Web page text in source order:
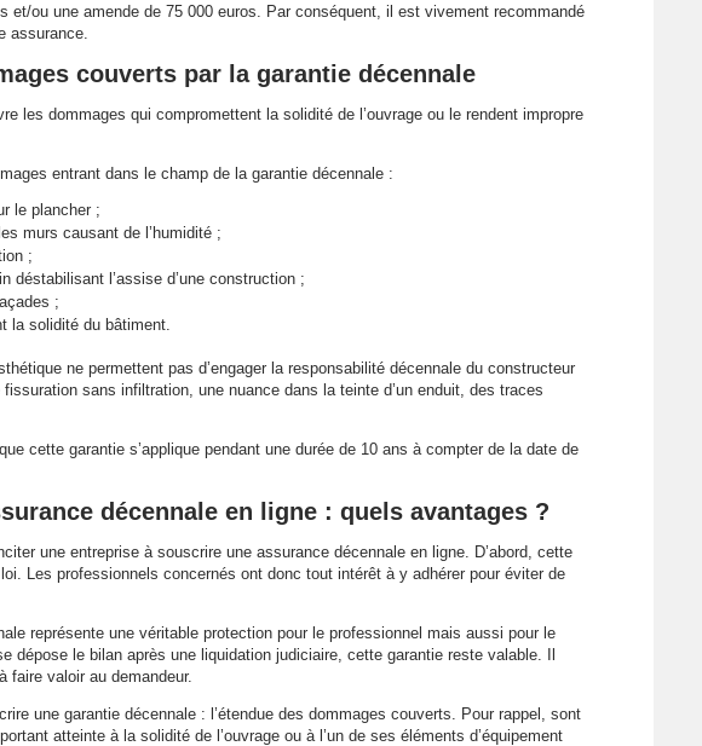
et/ou une amende de 75 000 euros. Par conséquent, il est vivement recommandé
assurance.
couverts par la garantie décennale
les dommages qui compromettent la solidité de l’ouvrage ou le rendent impropre
entrant dans le champ de la garantie décennale :
le plancher ;
murs causant de l’humidité ;
;
déstabilisant l’assise d’une construction ;
;
la solidité du bâtiment.
ne permettent pas d’engager la responsabilité décennale du constructeur
sans infiltration, une nuance dans la teinte d’un enduit, des traces
cette garantie s’applique pendant une durée de 10 ans à compter de la date de
décennale en ligne : quels avantages ?
une entreprise à souscrire une assurance décennale en ligne. D’abord, cette
Les professionnels concernés ont donc tout intérêt à y adhérer pour éviter de
représente une véritable protection pour le professionnel mais aussi pour le
dépose le bilan après une liquidation judiciaire, cette garantie reste valable. Il
faire valoir au demandeur.
une garantie décennale : l’étendue des dommages couverts. Pour rappel, sont
atteinte à la solidité de l’ouvrage ou à l’un de ses éléments d’équipement